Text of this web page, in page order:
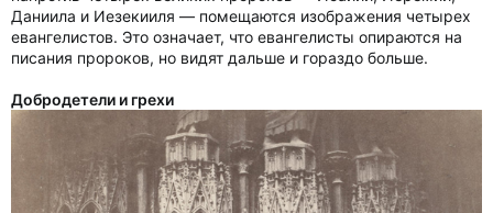
Даниила и Иезекииля — помещаются изображения четырех
евангелистов. Это означает, что евангелисты опираются на
писания пророков, но видят дальше и гораздо больше.
Добродетели и грехи